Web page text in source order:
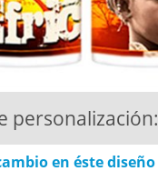
personalización:
en éste diseño